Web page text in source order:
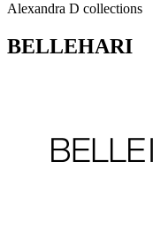
Alexandra D collections
BELLEHARI